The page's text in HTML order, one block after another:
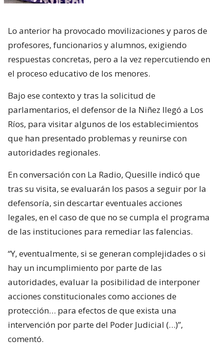
Lo anterior ha provocado movilizaciones y paros de
profesores, funcionarios y alumnos, exigiendo
respuestas concretas, pero a la vez repercutiendo en
el proceso educativo de los menores.
Bajo ese contexto y tras la solicitud de
parlamentarios, el defensor de la Niñez llegó a Los
Ríos, para visitar algunos de los establecimientos
que han presentado problemas y reunirse con
autoridades regionales.
En conversación con La Radio, Quesille indicó que
tras su visita, se evaluarán los pasos a seguir por la
defensoría, sin descartar eventuales acciones
legales, en el caso de que no se cumpla el programa
de las instituciones para remediar las falencias.
“Y, eventualmente, si se generan complejidades o si
hay un incumplimiento por parte de las
autoridades, evaluar la posibilidad de interponer
acciones constitucionales como acciones de
protección… para efectos de que exista una
intervención por parte del Poder Judicial (…)”,
comentó.